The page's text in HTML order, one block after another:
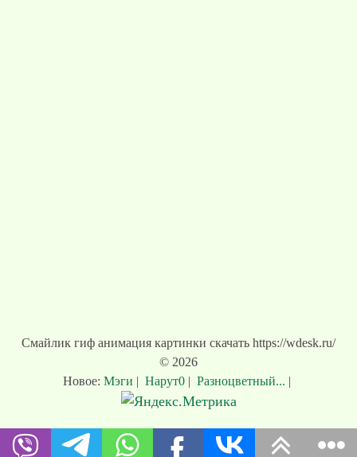
Смайлик гиф анимация картинки скачать https://wdesk.ru/
© 2026
Новое: Мэги | Нарут0 | Разноцветный... |